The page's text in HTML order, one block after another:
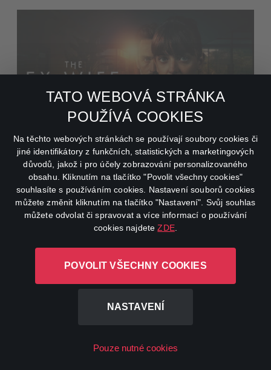
TATO WEBOVÁ STRÁNKA
POUŽÍVÁ COOKIES
Na těchto webových stránkách se používají soubory cookies či
jiné identifikátory z funkčních, statistických a marketingových
důvodů, jakož i pro účely zobrazování personalizovaného
obsahu. Kliknutím na tlačítko "Povolit všechny cookies"
souhlasíte s používáním cookies. Nastavení souborů cookies
můžete změnit kliknutím na tlačítko "Nastavení". Svůj souhlas
můžete odvolat či spravovat a více informací o používání
cookies najdeteZDE.
POVOLIT VŠECHNY COOKIES
NASTAVENÍ
Pouze nutné cookies
Bývalá manželka
Series Drama
Rodiny jako ta naše